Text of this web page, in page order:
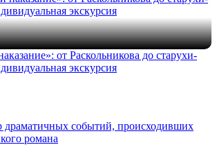
от Раскольникова до старухи-
экскурсия
драматичных событий, происходивших
романа